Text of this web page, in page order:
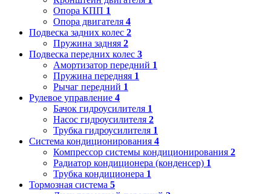
Опора КПП 1
Опора двигателя 4
Подвеска задних колес 2
Пружина задняя 2
Подвеска передних колес 3
Амортизатор передний 1
Пружина передняя 1
Рычаг передний 1
Рулевое управление 4
Бачок гидроусилителя 1
Насос гидроусилителя 2
Трубка гидроусилителя 1
Система кондиционирования 4
Компрессор системы кондиционирования 2
Радиатор кондиционера (конденсер) 1
Трубка кондиционера 1
Тормозная система 5